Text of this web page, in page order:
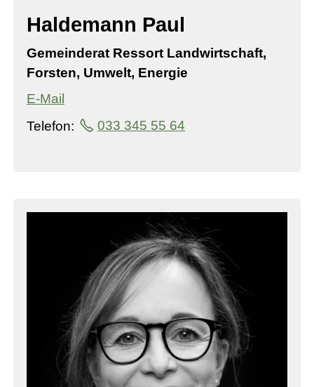
Haldemann Paul
Gemeinderat Ressort Landwirtschaft,
Forsten, Umwelt, Energie
E-Mail
Telefon:
033 345 55 64